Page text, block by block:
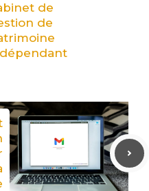
de
de